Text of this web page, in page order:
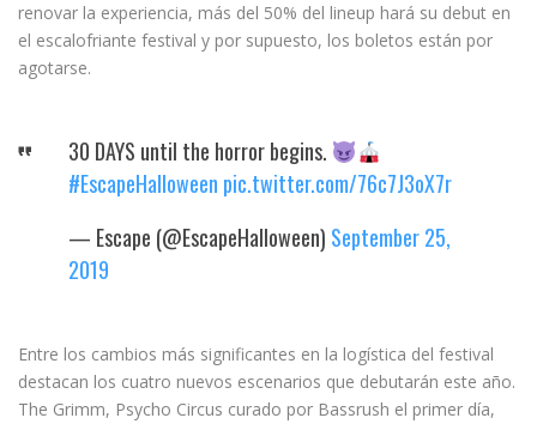
renovar la experiencia, más del 50% del lineup hará su debut en
el escalofriante festival y por supuesto, los boletos están por
agotarse.
30 DAYS until the horror begins.
#EscapeHalloween pic.twitter.com/76c7J3oX7r
— Escape (@EscapeHalloween) September 25,
2019
Entre los cambios más significantes en la logística del festival
destacan los cuatro nuevos escenarios que debutarán este año.
The Grimm, Psycho Circus curado por Bassrush el primer día,